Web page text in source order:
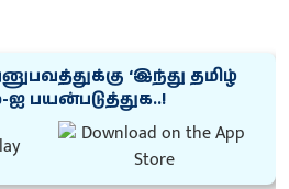
‘இந்து தமிழ்
ஐ பயன்படுத்துக..!